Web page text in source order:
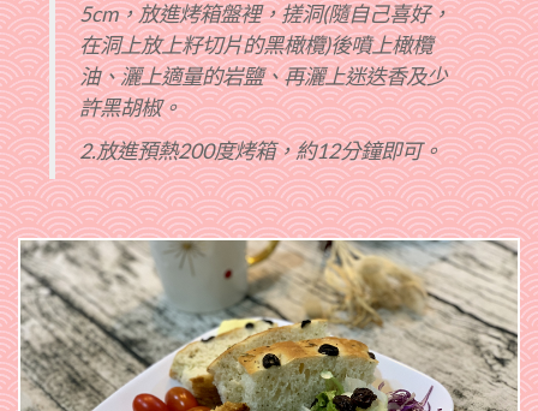
5cm，放進烤箱盤裡，搓洞(隨自己喜好，
在洞上放上籽切片的黑橄欖)後噴上橄欖
油、灑上適量的岩鹽、再灑上迷迭香及少
許黑胡椒。
2.放進預熱200度烤箱，約12分鐘即可。